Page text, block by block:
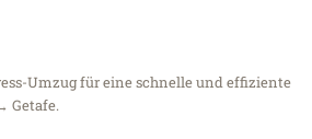
Umzug für eine schnelle und effiziente
Getafe.